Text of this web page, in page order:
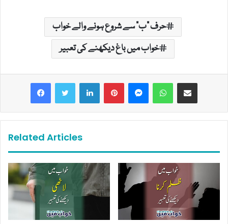
حرف "ب" سے شروع ہونے والے خواب
خواب میں باغ دیکھنے کی تعبیر
LinkedInPinterestMessengerWhatsAppShare via Email
Related Articles